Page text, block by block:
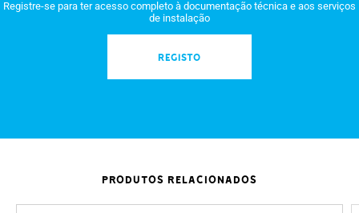
Registre-se para ter acesso completo à documentação técnica e aos serviços
de instalação
REGISTO
PRODUTOS RELACIONADOS